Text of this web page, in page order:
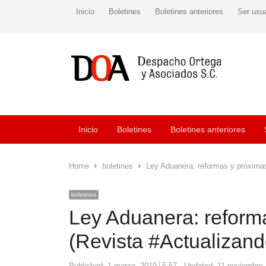
Inicio Boletines Boletines anteriores Ser
Inicio Boletines Boletines anteriores
Home
boletines Ley Aduanera: reformas y
boletines
Ley Aduanera:
(Revista